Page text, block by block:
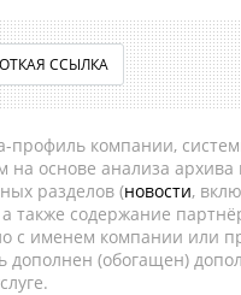
ССЫЛКА
профиль компании,
на основе анализа
разделов (новости,
также содержание
с именем компании или
дополнен (обогащен)